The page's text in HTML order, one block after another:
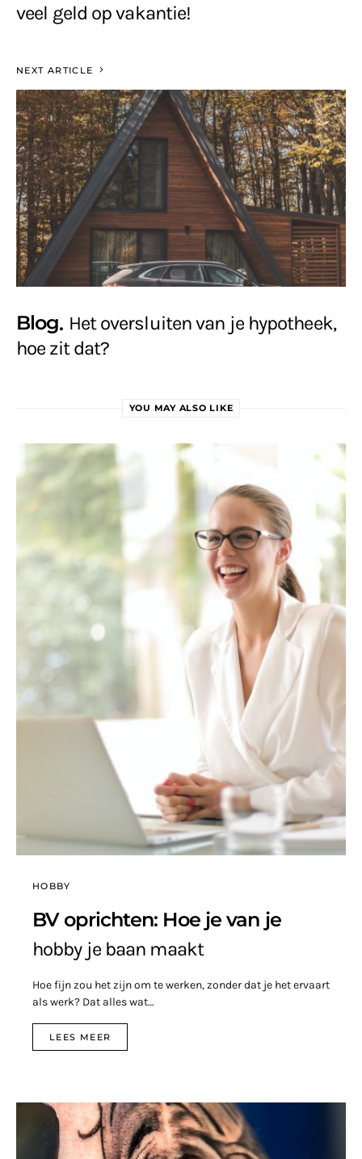
veel geld op vakantie!
NEXT ARTICLE
Blog Het oversluiten van je hypotheek,
hoe zit dat?
YOU MAY ALSO LIKE
HOBBY
BV oprichten: Hoe je van je
hobby je baan maakt
Hoe fijn zou het zijn om te werken, zonder dat je het ervaart
als werk? Dat alles wat…
LEES MEER